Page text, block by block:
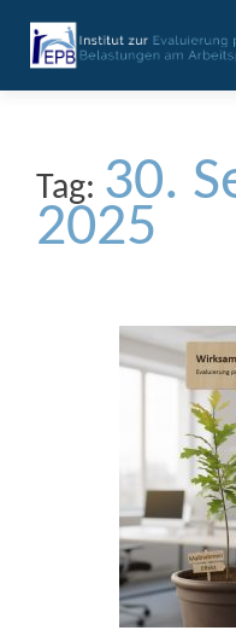
Tag: 30.
2025